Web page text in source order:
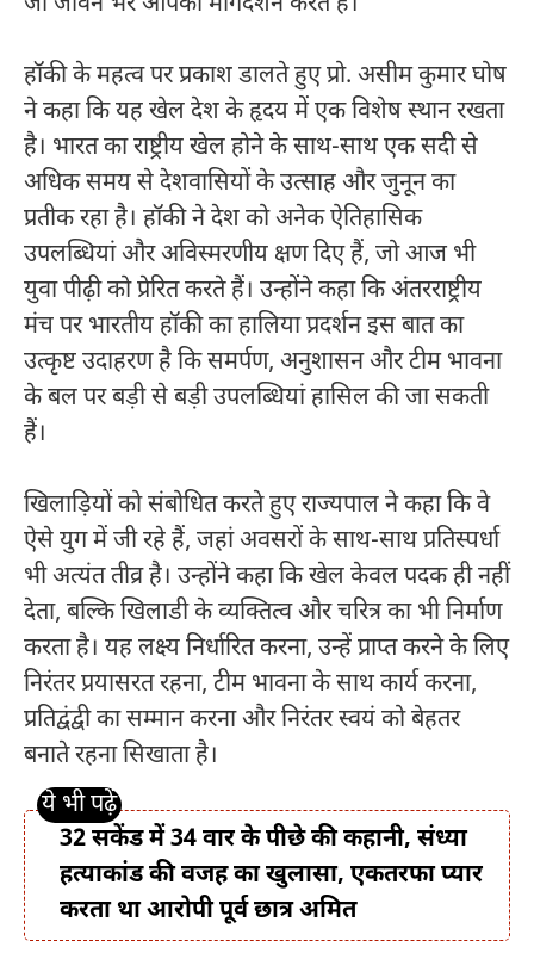
हॉकी के महत्व पर प्रकाश डालते हुए प्रो. असीम कुमार घोष
ने कहा कि यह खेल देश के हृदय में एक विशेष स्थान रखता
है। भारत का राष्ट्रीय खेल होने के साथ-साथ एक सदी से
अधिक समय से देशवासियों के उत्साह और जुनून का
प्रतीक रहा है। हॉकी ने देश को अनेक ऐतिहासिक
उपलब्धियां और अविस्मरणीय क्षण दिए हैं, जो आज भी
युवा पीढ़ी को प्रेरित करते हैं। उन्होंने कहा कि अंतरराष्ट्रीय
मंच पर भारतीय हॉकी का हालिया प्रदर्शन इस बात का
उत्कृष्ट उदाहरण है कि समर्पण, अनुशासन और टीम भावना
के बल पर बड़ी से बड़ी उपलब्धियां हासिल की जा सकती
हैं।
खिलाड़ियों को संबोधित करते हुए राज्यपाल ने कहा कि वे
ऐसे युग में जी रहे हैं, जहां अवसरों के साथ-साथ प्रतिस्पर्धा
भी अत्यंत तीव्र है। उन्होंने कहा कि खेल केवल पदक ही नहीं
देता, बल्कि खिलाडी के व्यक्तित्व और चरित्र का भी निर्माण
करता है। यह लक्ष्य निर्धारित करना, उन्हें प्राप्त करने के लिए
निरंतर प्रयासरत रहना, टीम भावना के साथ कार्य करना,
प्रतिद्वंद्वी का सम्मान करना और निरंतर स्वयं को बेहतर
बनाते रहना सिखाता है।
32 सकेंड में 34 वार के पीछे की कहानी, संध्या
हत्याकांड की वजह का खुलासा, एकतरफा प्यार
करता था आरोपी पूर्व छात्र अमित